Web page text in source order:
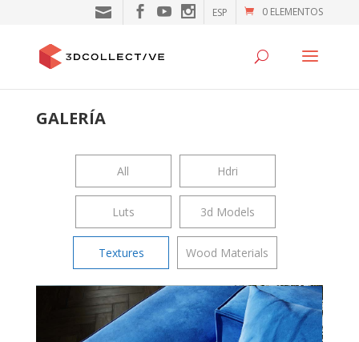
0 ELEMENTOS
ESP
GALERÍA
All Hdri
Luts 3d Models
Textures Wood Materials